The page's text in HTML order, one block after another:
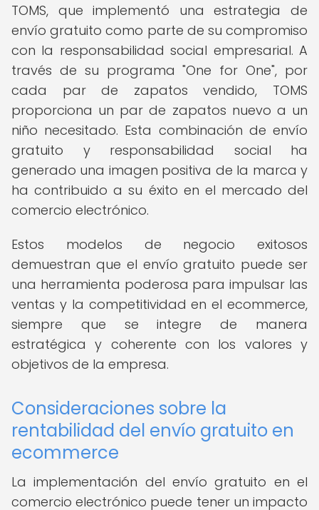
TOMS, que implementó una estrategia de
envío gratuito como parte de su compromiso
con la responsabilidad social empresarial. A
través de su programa "One for One", por
cada par de zapatos vendido, TOMS
proporciona un par de zapatos nuevo a un
niño necesitado. Esta combinación de envío
gratuito y responsabilidad social ha
generado una imagen positiva de la marca y
ha contribuido a su éxito en el mercado del
comercio electrónico.
Estos modelos de negocio exitosos
demuestran que el envío gratuito puede ser
una herramienta poderosa para impulsar las
ventas y la competitividad en el ecommerce,
siempre que se integre de manera
estratégica y coherente con los valores y
objetivos de la empresa.
Consideraciones sobre la
rentabilidad del envío gratuito en
ecommerce
La implementación del envío gratuito en el
comercio electrónico puede tener un impacto